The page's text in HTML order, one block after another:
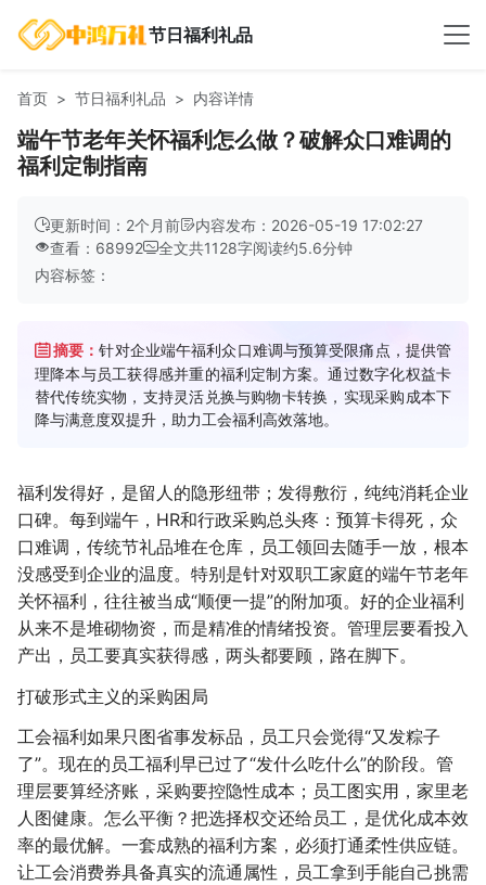
节日福利礼品
首页 节日福利礼品 内容详情
端午节老年关怀福利怎么做？破解众口难调的
福利定制指南
更新时间：2个月前
内容发布：2026-05-19 17:02:27
查看：68992
全文共1128字阅读约5.6分钟
内容标签：
摘要：针对企业端午福利众口难调与预算受限痛点，提供管
理降本与员工获得感并重的福利定制方案。通过数字化权益卡
替代传统实物，支持灵活兑换与购物卡转换，实现采购成本下
降与满意度双提升，助力工会福利高效落地。
福利发得好，是留人的隐形纽带；发得敷衍，纯纯消耗企业
口碑。每到端午，HR和行政采购总头疼：预算卡得死，众
口难调，传统节礼品堆在仓库，员工领回去随手一放，根本
没感受到企业的温度。特别是针对双职工家庭的端午节老年
关怀福利，往往被当成“顺便一提”的附加项。好的企业福利
从来不是堆砌物资，而是精准的情绪投资。管理层要看投入
产出，员工要真实获得感，两头都要顾，路在脚下。
打破形式主义的采购困局
工会福利如果只图省事发标品，员工只会觉得“又发粽子
了”。现在的员工福利早已过了“发什么吃什么”的阶段。管
理层要算经济账，采购要控隐性成本；员工图实用，家里老
人图健康。怎么平衡？把选择权交还给员工，是优化成本效
率的最优解。一套成熟的福利方案，必须打通柔性供应链。
让工会消费券具备真实的流通属性，员工拿到手能自己挑需